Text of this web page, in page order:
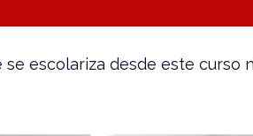
escolariza desde este curso